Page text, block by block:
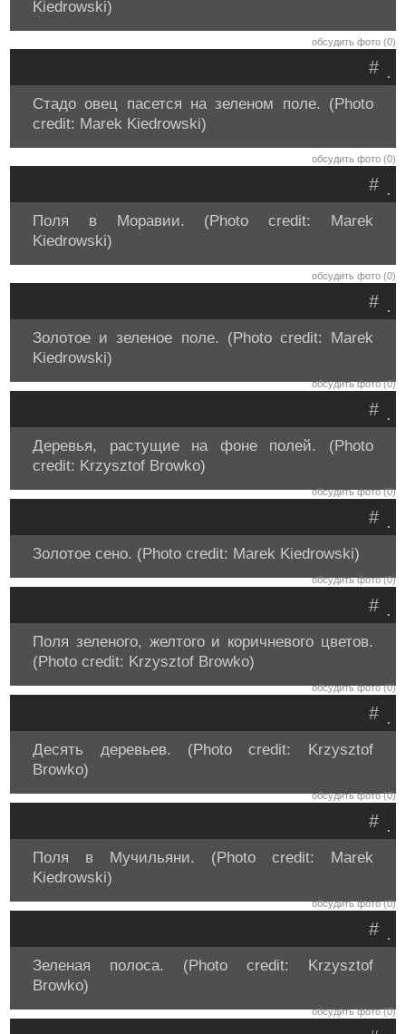
Kiedrowski)
обсудить фото (0)
.
#
Стадо овец пасется на зеленом поле. (Photo
credit: Marek Kiedrowski)
обсудить фото (0)
.
#
Поля в Моравии. (Photo credit: Marek
Kiedrowski)
обсудить фото (0)
.
#
Золотое и зеленое поле. (Photo credit: Marek
Kiedrowski)
обсудить фото (0)
.
#
Деревья, растущие на фоне полей. (Photo
credit: Krzysztof Browko)
обсудить фото (0)
.
#
Золотое сено. (Photo credit: Marek Kiedrowski)
обсудить фото (0)
.
#
Поля зеленого, желтого и коричневого цветов.
(Photo credit: Krzysztof Browko)
обсудить фото (0)
.
#
Десять деревьев. (Photo credit: Krzysztof
Browko)
обсудить фото (0)
.
#
Поля в Мучильяни. (Photo credit: Marek
Kiedrowski)
обсудить фото (0)
.
#
Зеленая полоса. (Photo credit: Krzysztof
Browko)
обсудить фото (0)